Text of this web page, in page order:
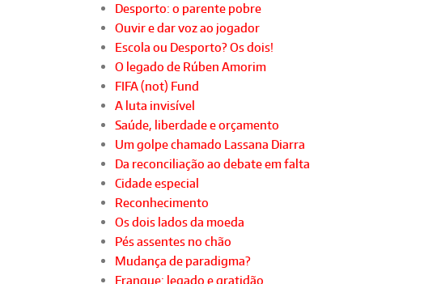
Desporto: o parente pobre
Ouvir e dar voz ao jogador
Escola ou Desporto? Os dois!
O legado de Rúben Amorim
FIFA (not) Fund
A luta invisível
Saúde, liberdade e orçamento
Um golpe chamado Lassana Diarra
Da reconciliação ao debate em falta
Cidade especial
Reconhecimento
Os dois lados da moeda
Pés assentes no chão
Mudança de paradigma?
Franque: legado e gratidão